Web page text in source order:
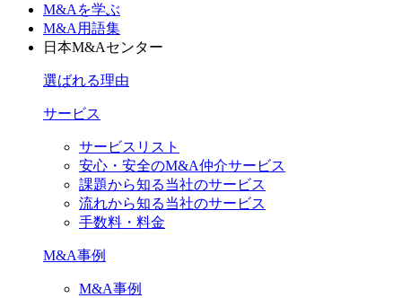
M&Aを学ぶ
M&A用語集
日本M&Aセンター
選ばれる理由
サービス
サービスリスト
安心・安全のM&A仲介サービス
課題から知る当社のサービス
流れから知る当社のサービス
手数料・料金
M&A事例
M&A事例